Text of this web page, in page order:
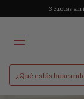
3 cuotas sin